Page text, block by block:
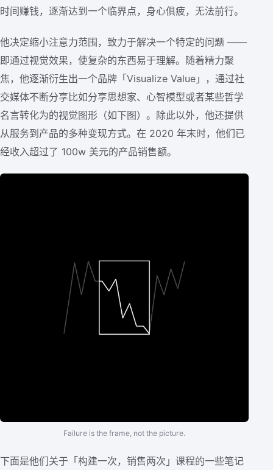
时间赚钱，逐渐达到一个临界点，身心俱疲，无法前行。
他决定缩小注意力范围，致力于解决一个特定的问题 ——
即通过视觉效果，使复杂的东西易于理解。随着精力聚
焦，他逐渐衍生出一个品牌「Visualize Value」，通过社
交媒体不断分享比如分享思想家、心智模型或者某些哲学
名言转化为的视觉图形（如下图）。除此以外，他还提供
从服务到产品的多种变现方式。在 2020 年末时，他们已
经收入超过了 100w 美元的产品销售额。
Failure is the frame, not the picture.
下面是他们关于「构建一次，销售两次」课程的一些笔记